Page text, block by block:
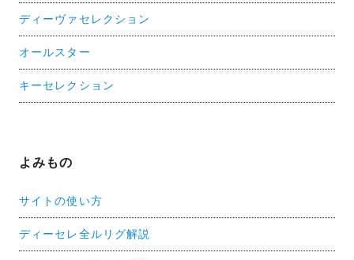
ディーヴァセレクション
オールスター
キーセレクション
よみもの
サイトの使い方
ディーセレ全ルリグ解説